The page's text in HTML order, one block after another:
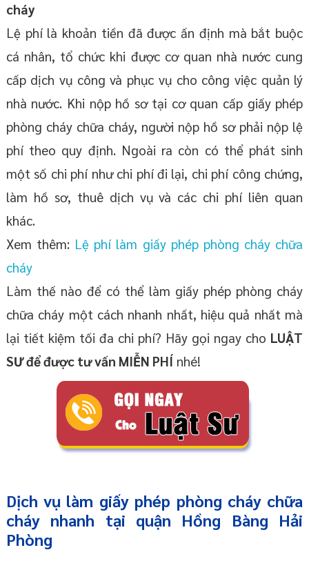
cháy
Lệ phí là khoản tiền đã được ấn định mà bắt buộc
cá nhân, tổ chức khi được cơ quan nhà nước cung
cấp dịch vụ công và phục vụ cho công việc quản lý
nhà nước. Khi nộp hồ sơ tại cơ quan cấp giấy phép
phòng cháy chữa cháy, người nộp hồ sơ phải nộp lệ
phí theo quy định. Ngoài ra còn có thể phát sinh
một số chi phí như chi phí đi lại, chi phí công chứng,
làm hồ sơ, thuê dịch vụ và các chi phí liên quan
khác.
Xem thêm: Lệ phí làm giấy phép phòng cháy chữa
cháy
Làm thế nào để có thể làm giấy phép phòng cháy
chữa cháy một cách nhanh nhất, hiệu quả nhất mà
lại tiết kiệm tối đa chi phí? Hãy gọi ngay cho LUẬT
SƯ để được tư vấn MIỄN PHÍnhé!
Dịch vụ làm giấy phép phòng cháy chữa
cháy nhanh tại quận Hồng Bàng Hải
Phòng